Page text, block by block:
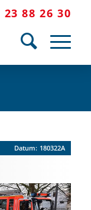
23 88 26 30
Datum: 180322A